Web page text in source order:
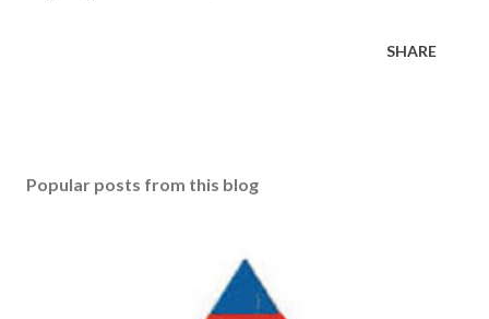
SHARE
Popular posts from this blog